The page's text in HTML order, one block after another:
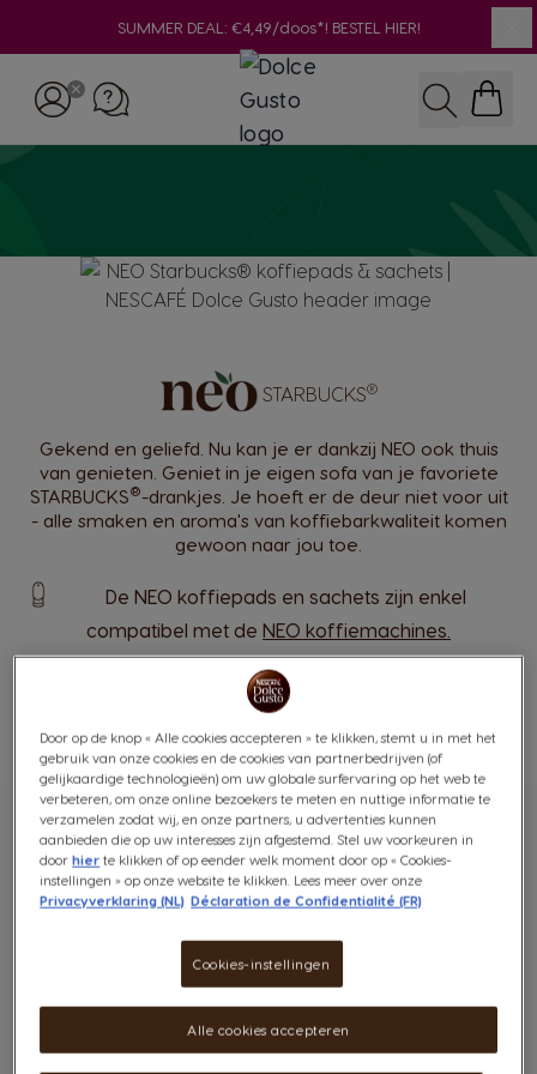
SUMMER DEAL: €4,49/doos*! BESTEL HIER!
Zoeken
STARBUCKS®
Gekend en geliefd. Nu kan je er dankzij NEO ook thuis
van genieten. Geniet in je eigen sofa van je favoriete
STARBUCKS®-drankjes. Je hoeft er de deur niet voor uit
- alle smaken en aroma's van koffiebarkwaliteit komen
gewoon naar jou toe.
De NEO koffiepads en sachets zijn enkel
compatibel met de NEO koffiemachines.
ALLE NEO ESPRESSO'S NEO ZWARTE KOFFIES
open
2 producten
Positie
Door op de knop « Alle cookies accepteren » te klikken, stemt u in met het
gebruik van onze cookies en de cookies van partnerbedrijven (of
gelijkaardige technologieën) om uw globale surfervaring op het web te
verbeteren, om onze online bezoekers te meten en nuttige informatie te
verzamelen zodat wij, en onze partners, u advertenties kunnen
aanbieden die op uw interesses zijn afgestemd. Stel uw voorkeuren in
doorhier te klikken of op eender welk moment door op « Cookies-
instellingen » op onze website te klikken. Lees meer over onze
Privacyverklaring (NL) Déclaration de Confidentialité (FR)
Cookies-instellingen
Alle cookies accepteren